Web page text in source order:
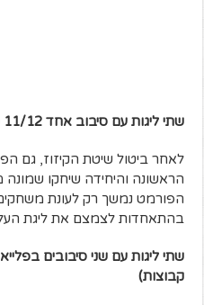
שתי ליגות עם סיבוב אחד 11/12 (16 קבוצות)
לאחר ביטול שיטת הקיזוז, גם
הראשונה והיחידה שיחקו שמונה
הפורמט נמשך רק לעונת
בהתאחדות לצמצם את ליגת העל ל-14
קבוצות)